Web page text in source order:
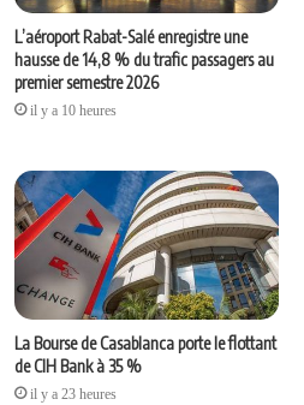
L’aéroport Rabat-Salé enregistre une
hausse de 14,8 % du trafic passagers au
premier semestre 2026
il y a 10 heures
La Bourse de Casablanca porte le flottant
de CIH Bank à 35 %
il y a 23 heures